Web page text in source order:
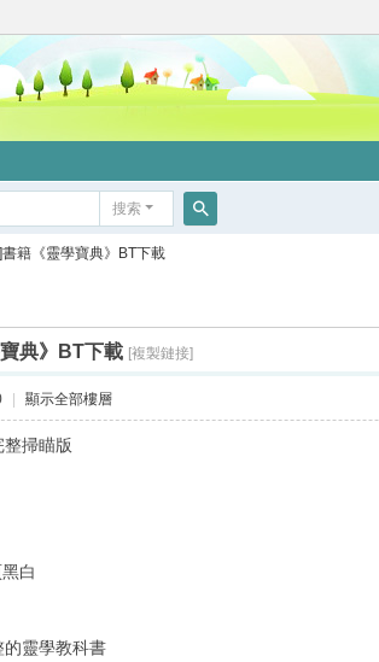
搜索
書籍《靈學寶典》BT下載
典》BT下載 [複製鏈接]
顯示全部樓層
掃瞄版
白
靈學教科書